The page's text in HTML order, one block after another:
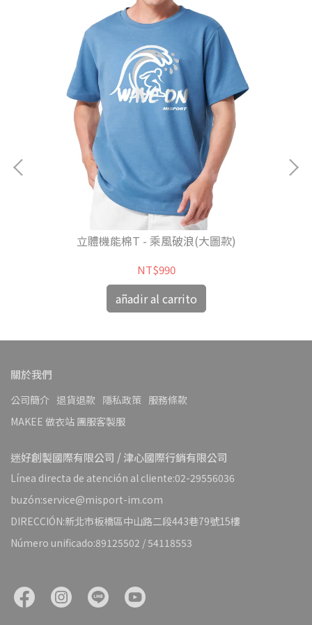
立體機能棉T - 乘風破浪(大圖款)
NT$990
añadir al carrito
關於我們
公司簡介 退貨退款 隱私政策 服務條款
MAKEE 做衣站 團服客製服
迷好創製國際有限公司 / 津心國際行銷有限公司
Línea directa de atención al cliente:02-29556036
buzón:service@misport-im.com
DIRECCIÓN:新北市板橋區中山路二段443巷79號15樓
Número unificado:89125502 / 54118553